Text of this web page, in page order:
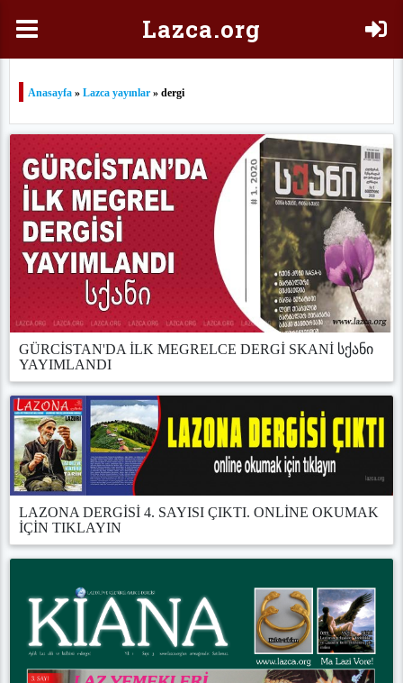
Lazca.org
Anasayfa » Lazca yayınlar » dergi
GÜRCİSTAN'DA İLK MEGRELCE DERGİ SKANİ სქანი
YAYIMLANDI
LAZONA DERGİSİ 4. SAYISI ÇIKTI. ONLİNE OKUMAK
İÇİN TIKLAYIN